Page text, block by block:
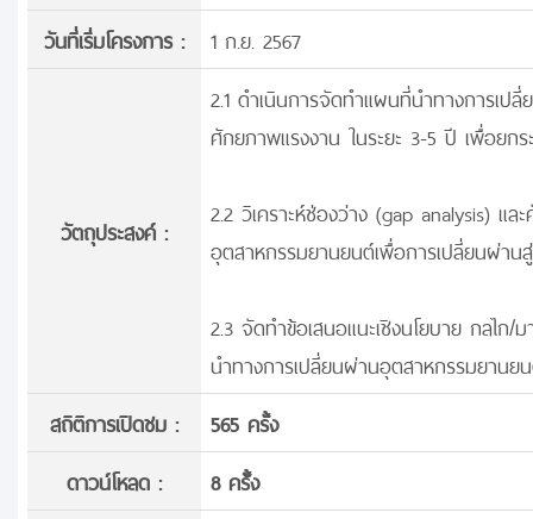
วันที่เริ่มโครงการ :
1 ก.ย. 2567
วัตถุประสงค์ :
2.1 ดำเนินการจัดทำแผนที่นำทางการเ
ศักยภาพแรงงาน ในระยะ 3-5 ปี เพื่อยก
2.2 วิเคราะห์ช่องว่าง (gap analysis) แ
อุตสาหกรรมยานยนต์เพื่อการเปลี่ยนผ่า
2.3 จัดทำข้อเสนอแนะเชิงนโยบาย กลไ
นำทางการเปลี่ยนผ่านอุตสาหกรรมยาน
สถิติการเปิดชม :
565 ครั้ง
ดาวน์โหลด :
8 ครั้้ง